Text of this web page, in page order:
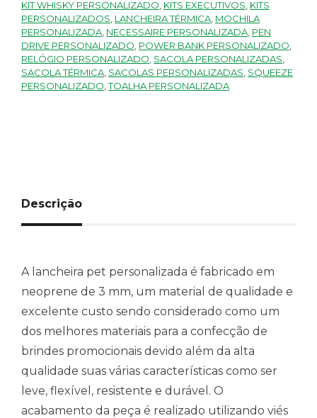
KIT WHISKY PERSONALIZADO KITS EXECUTIVOS KITS
PERSONALIZADOS LANCHEIRA TÉRMICA MOCHILA
PERSONALIZADA NECESSAIRE PERSONALIZADA PEN
DRIVE PERSONALIZADO POWER BANK PERSONALIZADO
RELÓGIO PERSONALIZADO SACOLA PERSONALIZADAS
SACOLA TÉRMICA SACOLAS PERSONALIZADAS SQUEEZE
PERSONALIZADO ,TOALHA PERSONALIZADA
Descrição
A lancheira pet personalizada é fabricado em
neoprene de 3 mm, um material de qualidade e
excelente custo sendo considerado como um
dos melhores materiais para a confecção de
brindes promocionais devido além da alta
qualidade suas várias características como ser
leve, flexível, resistente e durável. O
acabamento da peça é realizado utilizando viés